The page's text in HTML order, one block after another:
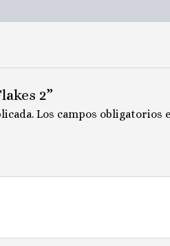
2”
Los campos obligatorios